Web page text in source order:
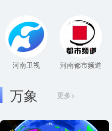
河南卫视 河南都市频道
更多>
万象